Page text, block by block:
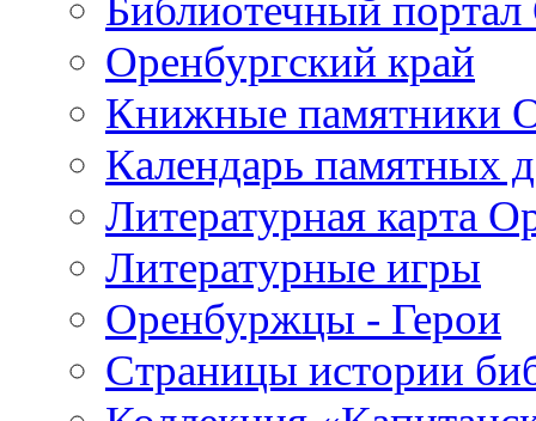
Библиотечный портал
Оренбургский край
Книжные памятники
Календарь памятных
Литературная карта
Литературные игры
Оренбуржцы - Герои
Страницы истории